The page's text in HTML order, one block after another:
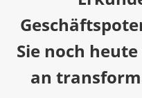
Sie noch
an